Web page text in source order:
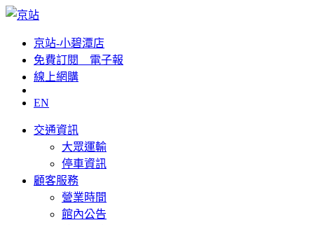
京站-小碧潭店
免費訂閱__電子報
線上網購
EN
交通資訊
大眾運輸
停車資訊
顧客服務
營業時間
館內公告